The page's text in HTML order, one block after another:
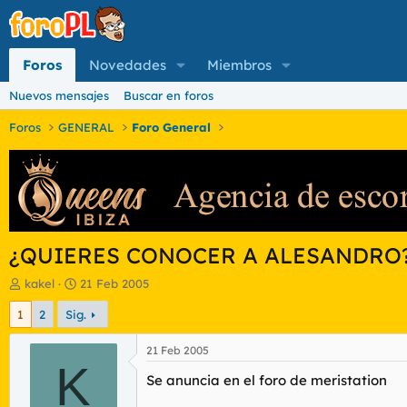
Foros Novedades Miembros
Nuevos mensajes Buscar en foros
Foros GENERAL Foro General
¿QUIERES CONOCER A
I
n
c
kakel
F
e
c
h
a
e
i
21 Feb 2005
1 2 Sig.
K
21 Feb 2005
Se anuncia en el foro de meristation